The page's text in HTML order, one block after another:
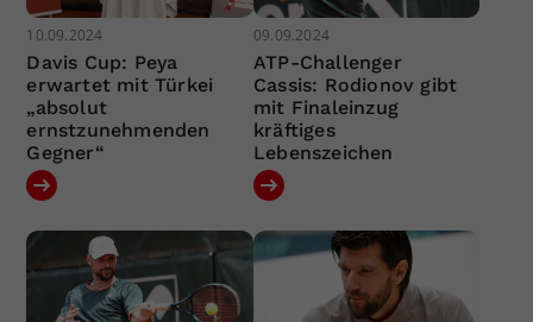
10.09.2024
Davis Cup: Peya
erwartet mit Türkei
„absolut
ernstzunehmenden
Gegner“
09.09.2024
ATP-Challenger
Cassis: Rodionov gibt
mit Finaleinzug
kräftiges
Lebenszeichen